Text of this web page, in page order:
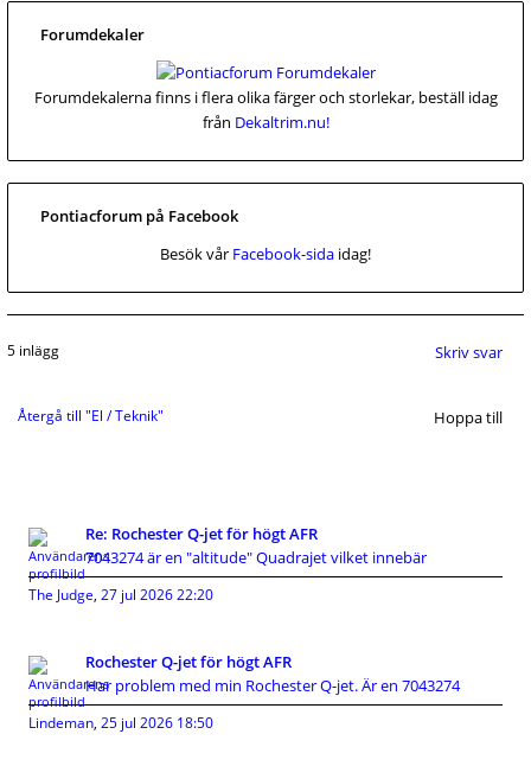
Forumdekaler
Forumdekalerna finns i flera olika färger och storlekar, beställ idag
från Dekaltrim.nu!
Pontiacforum på Facebook
Besök vår Facebook-sida idag!
5 inlägg Skriv svar
Återgå till "El / Teknik" Hoppa till
Re: Rochester Q-jet för högt AFR
7043274 är en "altitude" Quadrajet vilket innebär
The Judge, 27 jul 2026 22:20
Rochester Q-jet för högt AFR
Har problem med min Rochester Q-jet. Är en 7043274
Lindeman, 25 jul 2026 18:50